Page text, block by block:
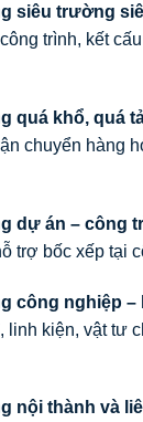
siêu trường
trình, kết
quá khổ, quá
chuyển hàng
dự án – công
trợ bốc xếp tại
công nghiệp –
linh kiện, vật tư
nội thành và